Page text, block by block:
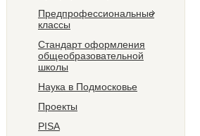
Предпрофессиональные
классы
Стандарт оформления
общеобразовательной
школы
Наука в Подмосковье
Проекты
PISA